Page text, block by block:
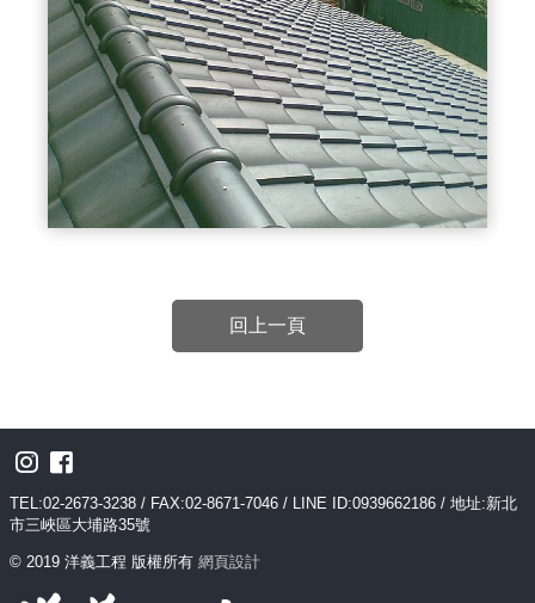
回上一頁
TEL:02-2673-3238 / FAX:02-8671-7046 / LINE ID:0939662186 / 地址:新北
市三峽區大埔路35號
© 2019 洋義工程 版權所有 網頁設計